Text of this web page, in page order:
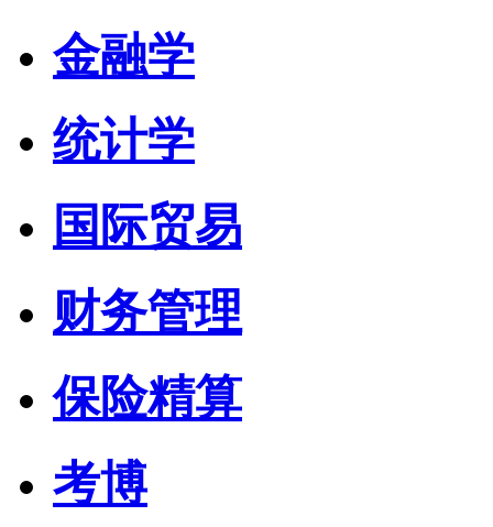
金融学
统计学
国际贸易
财务管理
保险精算
考博